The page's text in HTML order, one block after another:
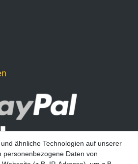
ähnliche Technologien auf unserer
personenbezogene Daten von